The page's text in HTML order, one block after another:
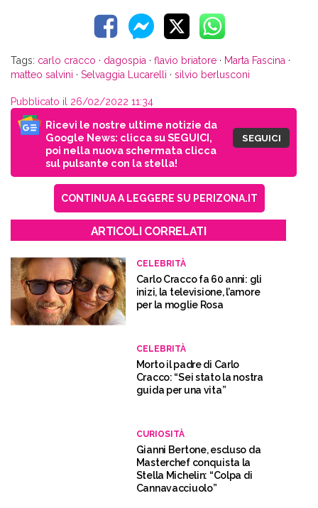
Tags: carlo cracco · dagospia · flavio briatore · Marta Fascina ·
matteo salvini · Selvaggia Lucarelli · silvio berlusconi
Pubblicato il 26/02/2022 11:34
Ricevi le nostre ultime notizie da
Google News: clicca su SEGUICI,
poi nella nuova schermata clicca
sul pulsante con la stella!
SEGUICI
CONTINUA A LEGGERE SU PERIZONA.IT
ARTICOLI CORRELATI
CELEBRITÀ
Carlo Cracco fa 60 anni: gli
inizi, la televisione, l’amore
per la moglie Rosa
CELEBRITÀ
Morto il padre di Carlo
Cracco: “Sei stato la nostra
guida per una vita”
CURIOSITÀ
Gianni Bertone, escluso da
Masterchef conquista la
Stella Michelin: “Colpa di
Cannavacciuolo”